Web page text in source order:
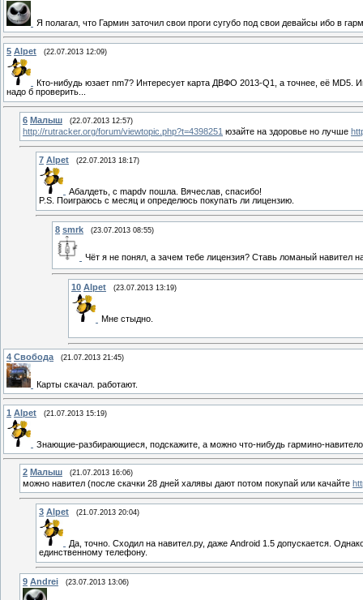
Я полагал, что Гармин заточил свои проги сугубо под свои девайсы ибо в
5 Alpet (22.07.2013 12:09)
Кто-нибудь юзает nm7? Интересует карта ДВФО 2013-Q1, а точнее, её MD5.
надо б проверить...
6 Малыш (22.07.2013 12:57)
http://rutracker.org/forum/viewtopic.php?t=4398251 юзайте на здоровье но лучше
7 Alpet (22.07.2013 18:17)
Абалдеть, с mapdv пошла. Вячеслав, спасибо!
P.S. Поиграюсь с месяц и определюсь покупать ли лицензию.
8 smrk (23.07.2013 08:55)
Чёт я не понял, а зачем тебе лицензия? Ставь ломаный навител
10 Alpet (23.07.2013 13:19)
Мне стыдно.
4 Свобода (21.07.2013 21:45)
Карты скачал. работают.
1 Alpet (21.07.2013 15:19)
Знающие-разбирающиеся, подскажите, а можно что-нибудь гармино-
2 Малыш (21.07.2013 16:06)
можно навител (после скачки 28 дней халявы дают потом покупай или качайте
3 Alpet (21.07.2013 20:04)
Да, точно. Сходил на навител.ру, даже Android 1.5 допускается.
единственному телефону.
9 Andrei (23.07.2013 13:06)